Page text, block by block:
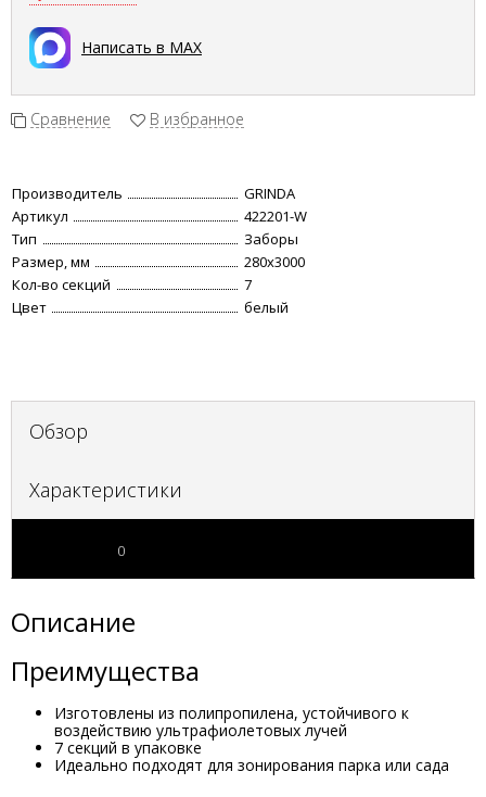
Написать в MAX
Сравнение В избранное
Производитель
GRINDA
Артикул
422201-W
Тип
Заборы
Размер, мм
280x3000
Кол-во секций
7
Цвет
белый
Обзор
Характеристики
0
Описание
Преимущества
Изготовлены из полипропилена, устойчивого к
воздействию ультрафиолетовых лучей
7 секций в упаковке
Идеально подходят для зонирования парка или сада